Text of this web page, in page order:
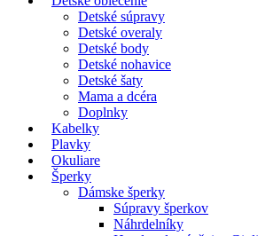
Detské súpravy
Detské overaly
Detské body
Detské nohavice
Detské šaty
Mama a dcéra
Doplnky
Kabelky
Plavky
Okuliare
Šperky
Dámske šperky
Súpravy šperkov
Náhrdelníky